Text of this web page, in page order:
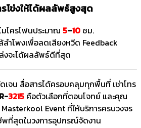
โข่งให้ได้ผลลัพธ์สูงสุด
โครโฟนประมาณ 5–10 ซม.
ลำโพงเพื่อลดเสียงหวีด Feedback
งจะได้ผลลัพธ์ดีที่สุด
จน สื่อสารได้ครอบคลุมทุกพื้นที่ เช่าโทร
3215 คือตัวเลือกที่ตอบโจทย์ และคุณ
Event ที่ให้บริการครบวงจร
พที่สุดในวงการอุปกรณ์จัดงาน